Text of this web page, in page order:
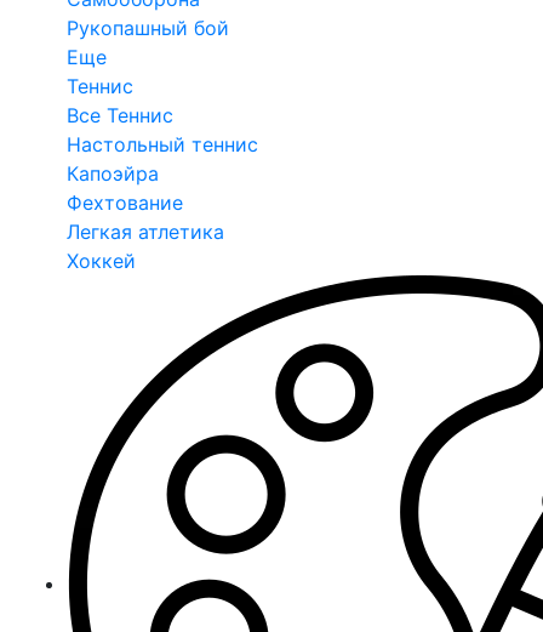
Рукопашный бой
Еще
Теннис
Все Теннис
Настольный теннис
Капоэйра
Фехтование
Легкая атлетика
Хоккей